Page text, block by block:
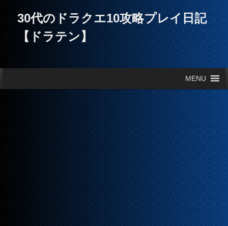
30代のドラクエ10攻略プレイ日記
【ドラテン】
MENU